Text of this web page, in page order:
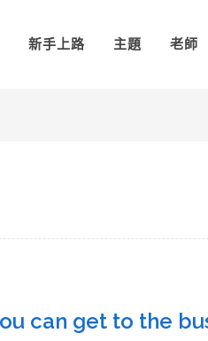
新手上路 主題 老師
can get to the